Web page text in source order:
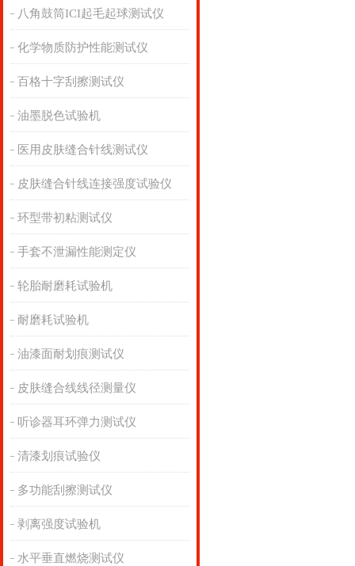
八角鼓筒ICI起毛起球测试仪
化学物质防护性能测试仪
百格十字刮擦测试仪
油墨脱色试验机
医用皮肤缝合针线测试仪
皮肤缝合针线连接强度试验仪
环型带初粘测试仪
手套不泄漏性能测定仪
轮胎耐磨耗试验机
耐磨耗试验机
油漆面耐划痕测试仪
皮肤缝合线线径测量仪
听诊器耳环弹力测试仪
清漆划痕试验仪
多功能刮擦测试仪
剥离强度试验机
水平垂直燃烧测试仪